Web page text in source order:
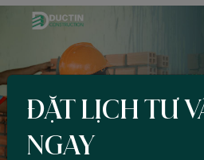
ĐẶT LỊCH TƯ
NGAY